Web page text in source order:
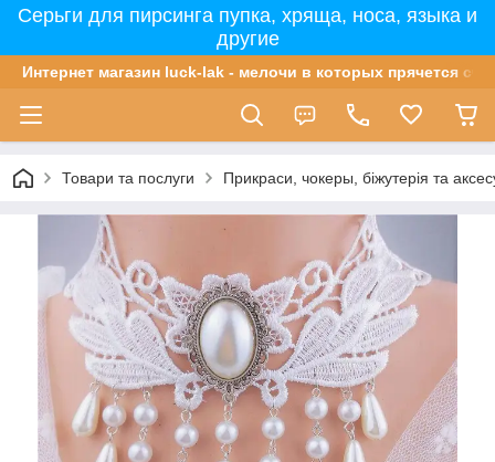
Серьги для пирсинга пупка, хряща, носа, языка и
другие
Интернет магазин luck-lak - мелочи в которых прячется
Товари та послуги Прикраси, чокеры, біжутерія та